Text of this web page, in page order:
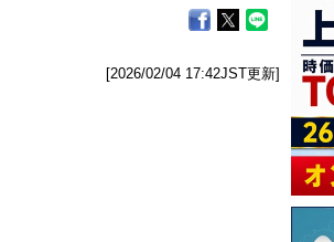
[2026/02/04 17:42JST更新]